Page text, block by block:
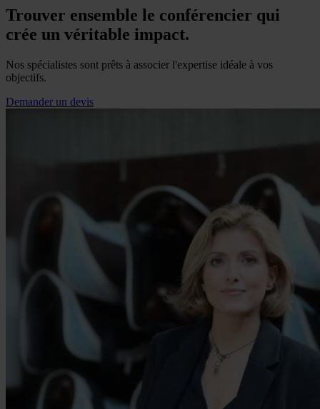
Trouver ensemble le conférencier qui
crée un véritable impact.
Nos spécialistes sont prêts à associer l'expertise idéale à vos
objectifs.
Demander un devis